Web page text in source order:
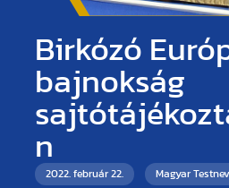
Birkózó
bajnokság
n
2022. február 22. Magyar